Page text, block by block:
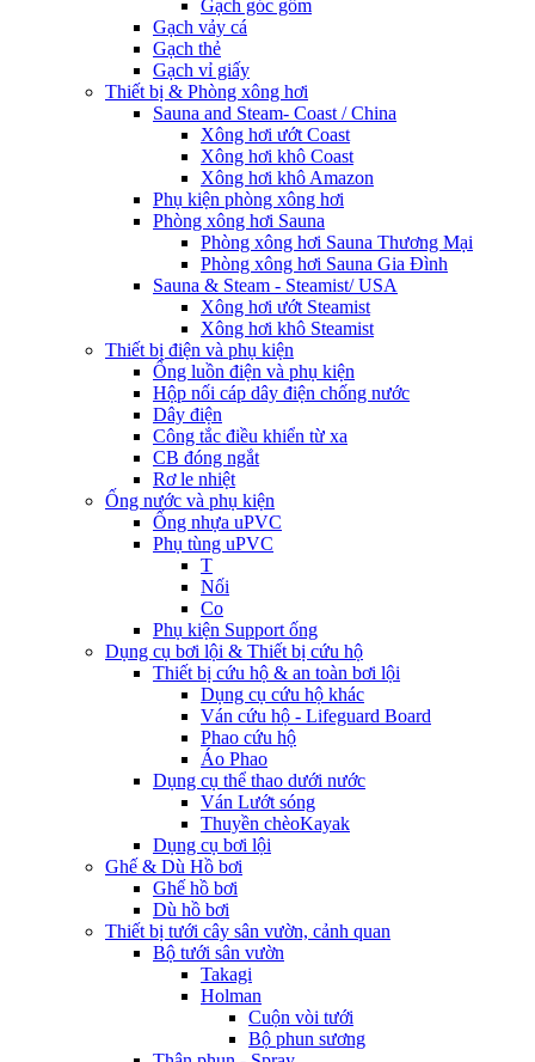
Gạch góc gốm
Gạch vảy cá
Gạch thẻ
Gạch vỉ giấy
Thiết bị & Phòng xông hơi
Sauna and Steam- Coast / China
Xông hơi ướt Coast
Xông hơi khô Coast
Xông hơi khô Amazon
Phụ kiện phòng xông hơi
Phòng xông hơi Sauna
Phòng xông hơi Sauna Thương Mại
Phòng xông hơi Sauna Gia Đình
Sauna & Steam - Steamist/ USA
Xông hơi ướt Steamist
Xông hơi khô Steamist
Thiết bị điện và phụ kiện
Ống luồn điện và phụ kiện
Hộp nối cáp dây điện chống nước
Dây điện
Công tắc điều khiển từ xa
CB đóng ngắt
Rơ le nhiệt
Ống nước và phụ kiện
Ống nhựa uPVC
Phụ tùng uPVC
T
Nối
Co
Phụ kiện Support ống
Dụng cụ bơi lội & Thiết bị cứu hộ
Thiết bị cứu hộ & an toàn bơi lội
Dụng cụ cứu hộ khác
Ván cứu hộ - Lifeguard Board
Phao cứu hộ
Áo Phao
Dụng cụ thể thao dưới nước
Ván Lướt sóng
Thuyền chèoKayak
Dụng cụ bơi lội
Ghế & Dù Hồ bơi
Ghế hồ bơi
Dù hồ bơi
Thiết bị tưới cây sân vườn, cảnh quan
Bộ tưới sân vườn
Takagi
Holman
Cuộn vòi tưới
Bộ phun sương